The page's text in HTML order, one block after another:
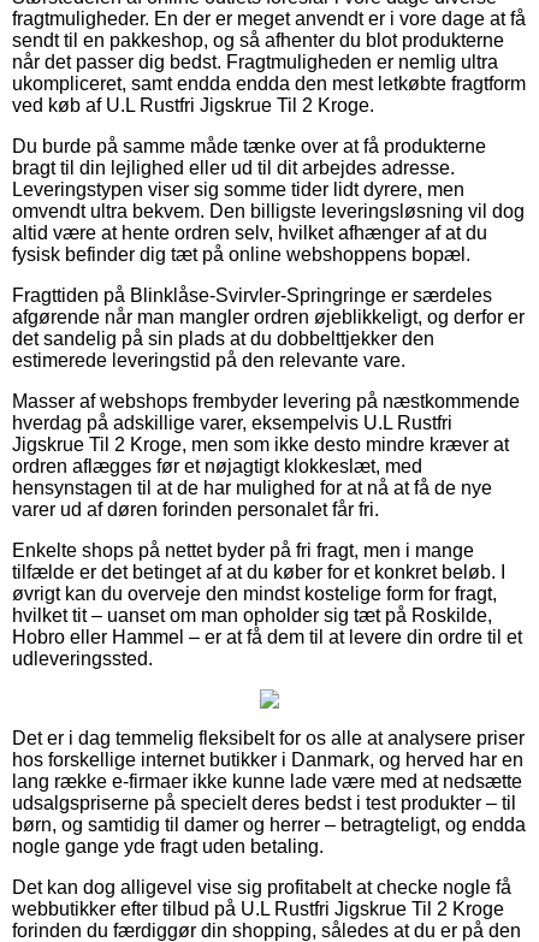
fragtmuligheder. En der er meget anvendt er i vore dage at få
sendt til en pakkeshop, og så afhenter du blot produkterne
når det passer dig bedst. Fragtmuligheden er nemlig ultra
ukompliceret, samt endda endda den mest letkøbte fragtform
ved køb af U.L Rustfri Jigskrue Til 2 Kroge.
Du burde på samme måde tænke over at få produkterne
bragt til din lejlighed eller ud til dit arbejdes adresse.
Leveringstypen viser sig somme tider lidt dyrere, men
omvendt ultra bekvem. Den billigste leveringsløsning vil dog
altid være at hente ordren selv, hvilket afhænger af at du
fysisk befinder dig tæt på online webshoppens bopæl.
Fragttiden på Blinklåse-Svirvler-Springringe er særdeles
afgørende når man mangler ordren øjeblikkeligt, og derfor er
det sandelig på sin plads at du dobbelttjekker den
estimerede leveringstid på den relevante vare.
Masser af webshops frembyder levering på næstkommende
hverdag på adskillige varer, eksempelvis U.L Rustfri
Jigskrue Til 2 Kroge, men som ikke desto mindre kræver at
ordren aflægges før et nøjagtigt klokkeslæt, med
hensynstagen til at de har mulighed for at nå at få de nye
varer ud af døren forinden personalet får fri.
Enkelte shops på nettet byder på fri fragt, men i mange
tilfælde er det betinget af at du køber for et konkret beløb. I
øvrigt kan du overveje den mindst kostelige form for fragt,
hvilket tit – uanset om man opholder sig tæt på Roskilde,
Hobro eller Hammel – er at få dem til at levere din ordre til et
udleveringssted.
Det er i dag temmelig fleksibelt for os alle at analysere priser
hos forskellige internet butikker i Danmark, og herved har en
lang række e-firmaer ikke kunne lade være med at nedsætte
udsalgspriserne på specielt deres bedst i test produkter – til
børn, og samtidig til damer og herrer – betragteligt, og endda
nogle gange yde fragt uden betaling.
Det kan dog alligevel vise sig profitabelt at checke nogle få
webbutikker efter tilbud på U.L Rustfri Jigskrue Til 2 Kroge
forinden du færdiggør din shopping, således at du er på den